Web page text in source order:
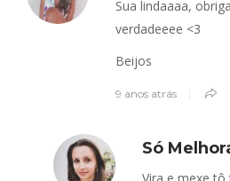
Sua lindaaaa,
verdadeeee <3
Beijos
9 anos atrás
Só